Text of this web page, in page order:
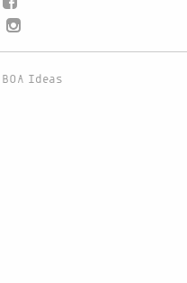
BOA Ideas